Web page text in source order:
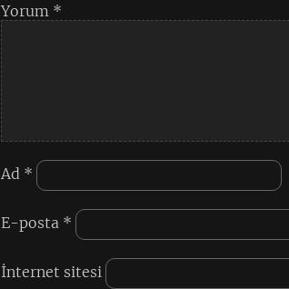
Yorum *
Ad *
E-posta *
İnternet sitesi